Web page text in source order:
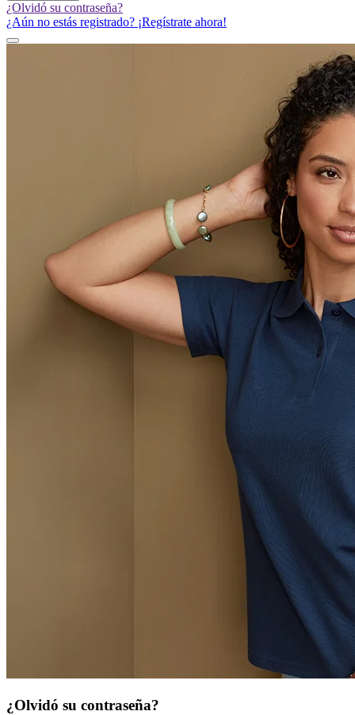
¿Olvidó su contraseña?
¿Aún no estás registrado? ¡Regístrate ahora!
¿Olvidó su contraseña?